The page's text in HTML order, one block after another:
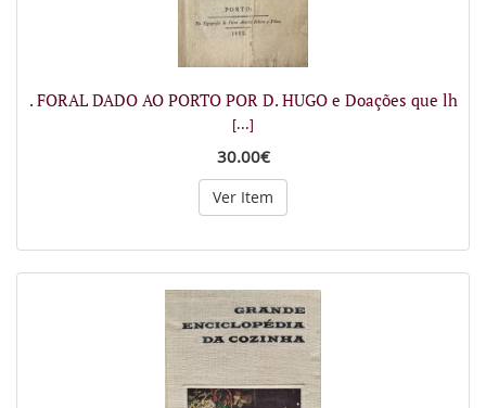
. FORAL DADO AO PORTO POR D. HUGO e Doações que lh
[...]
30.00€
Ver Item